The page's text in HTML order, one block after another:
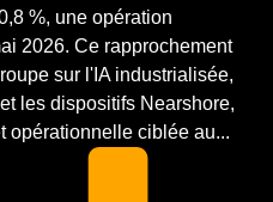
%, une opération
2026. Ce rapprochement
sur l'IA industrialisée,
les dispositifs Nearshore,
opérationnelle ciblée au...